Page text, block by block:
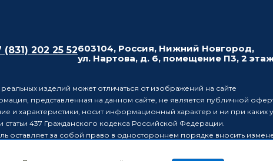
(831) 202 25 52603104, Россия, Нижний Новгород,
ул. Нартова, д. 6, помещение П3, 2
изделий может отличаться от изображений на сайте
представленная на данном сайте, не является публичной
и характеристики, носит информационный характер и ни при
437 Гражданского кодекса Российской Федерации.
оставляет за собой право в одностороннем порядке вносить